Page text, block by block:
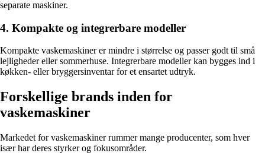
separate maskiner.
4. Kompakte og integrerbare modeller
Kompakte vaskemaskiner er mindre i størrelse og passer godt til små
lejligheder eller sommerhuse. Integrerbare modeller kan bygges ind i
køkken- eller bryggersinventar for et ensartet udtryk.
Forskellige brands inden for
vaskemaskiner
Markedet for vaskemaskiner rummer mange producenter, som hver
især har deres styrker og fokusområder.